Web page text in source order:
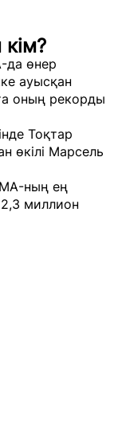
да өнер
ауысқан
оның рекорды
Тоқтар
өкілі Марсель
ның ең
миллион